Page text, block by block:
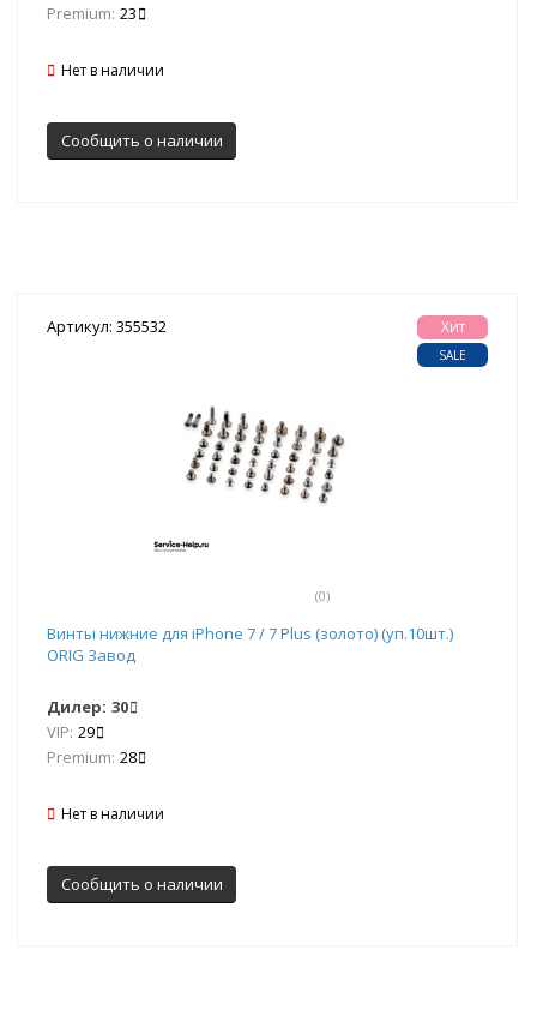
Premium: 23
Нет в наличии
Сообщить о наличии
Артикул: 355532
(0)
Хит
SALE
Винты нижние для iPhone 7 / 7 Plus (золото) (уп.10шт.)
ORIG Завод
Дилер: 30
VIP: 29
Premium: 28
Нет в наличии
Сообщить о наличии